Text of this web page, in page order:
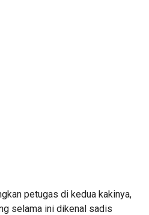
petugas di kedua kakinya,
selama ini dikenal sadis